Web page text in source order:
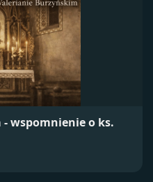
wspomnienie o ks.